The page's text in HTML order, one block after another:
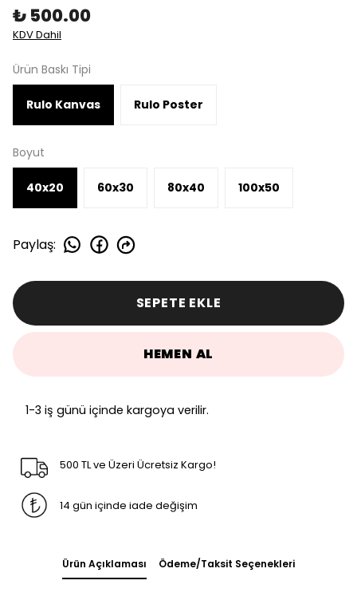
₺ 500.00
KDV Dahil
Ürün Baskı Tipi
Rulo Kanvas Rulo Poster
Boyut
40x20 60x30 80x40 100x50
Paylaş:
SEPETE EKLE
HEMEN AL
1-3 iş günü içinde kargoya verilir.
500 TL ve Üzeri Ücretsiz Kargo!
14 gün içinde iade değişim
Ürün Açıklaması Ödeme/Taksit Seçenekleri